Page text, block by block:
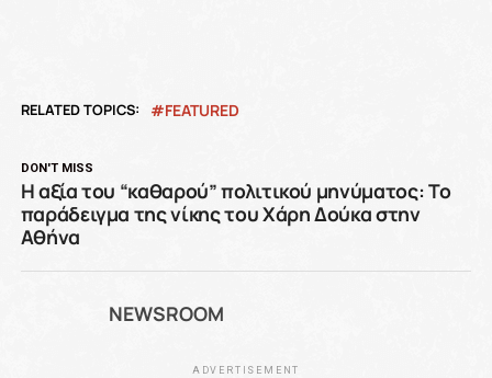
RELATED TOPICS: FEATURED
DON'T MISS
Η αξία του “καθαρού” πολιτικού μηνύματος: Το
παράδειγμα της νίκης του Χάρη Δούκα στην
Αθήνα
NEWSROOM
ADVERTISEMENT